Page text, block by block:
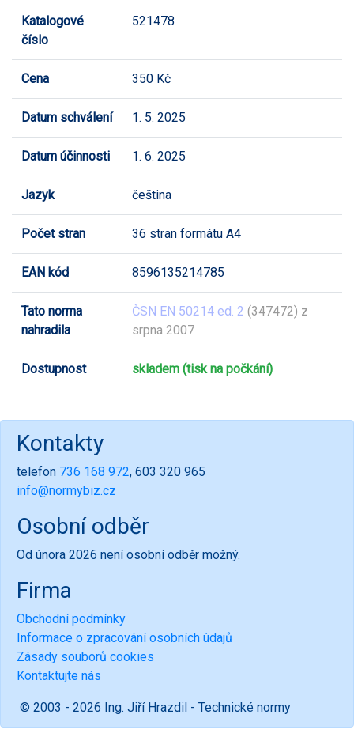
Katalogové
číslo
521478
Cena 350 Kč
Datum schválení 1. 5. 2025
Datum účinnosti 1. 6. 2025
Jazyk čeština
Počet stran 36 stran formátu A4
EAN kód 8596135214785
Tato norma
nahradila
ČSN EN 50214 ed. 2 (347472) z
srpna 2007
Dostupnost skladem (tisk na počkání)
Kontakty
telefon 736 168 972, 603 320 965
info@normybiz.cz
Osobní odběr
Od února 2026 není osobní odběr možný.
Firma
Obchodní podmínky
Informace o zpracování osobních údajů
Zásady souborů cookies
Kontaktujte nás
© 2003 - 2026 Ing. Jiří Hrazdil - Technické normy